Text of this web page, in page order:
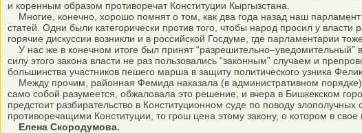
и коренным образом противоречат Конституции Кыргызстана.
Многие, конечно, хорошо помнят о том, как два года назад наш
статей. Одни были категорически против того, чтобы народ просил у
горячие дискуссии возникли и в российской Госдуме, где парламентарии
У нас же в конечном итоге был принят “разрешительно–уведомительный”
силу этого закона власти не раз пользовались “законным” случаем и
большинства участников пешего марша в защиту политического узника
Между прочим, районная Фемида наказала (в административном
само собой разумеется, обжаловала это решение, и вчера в Бишкекском
предстоит разбирательство в Конституционном суде по поводу
противоречащими Конституции, то грош цена этому закону, о котором в свое
Елена Скородумова.